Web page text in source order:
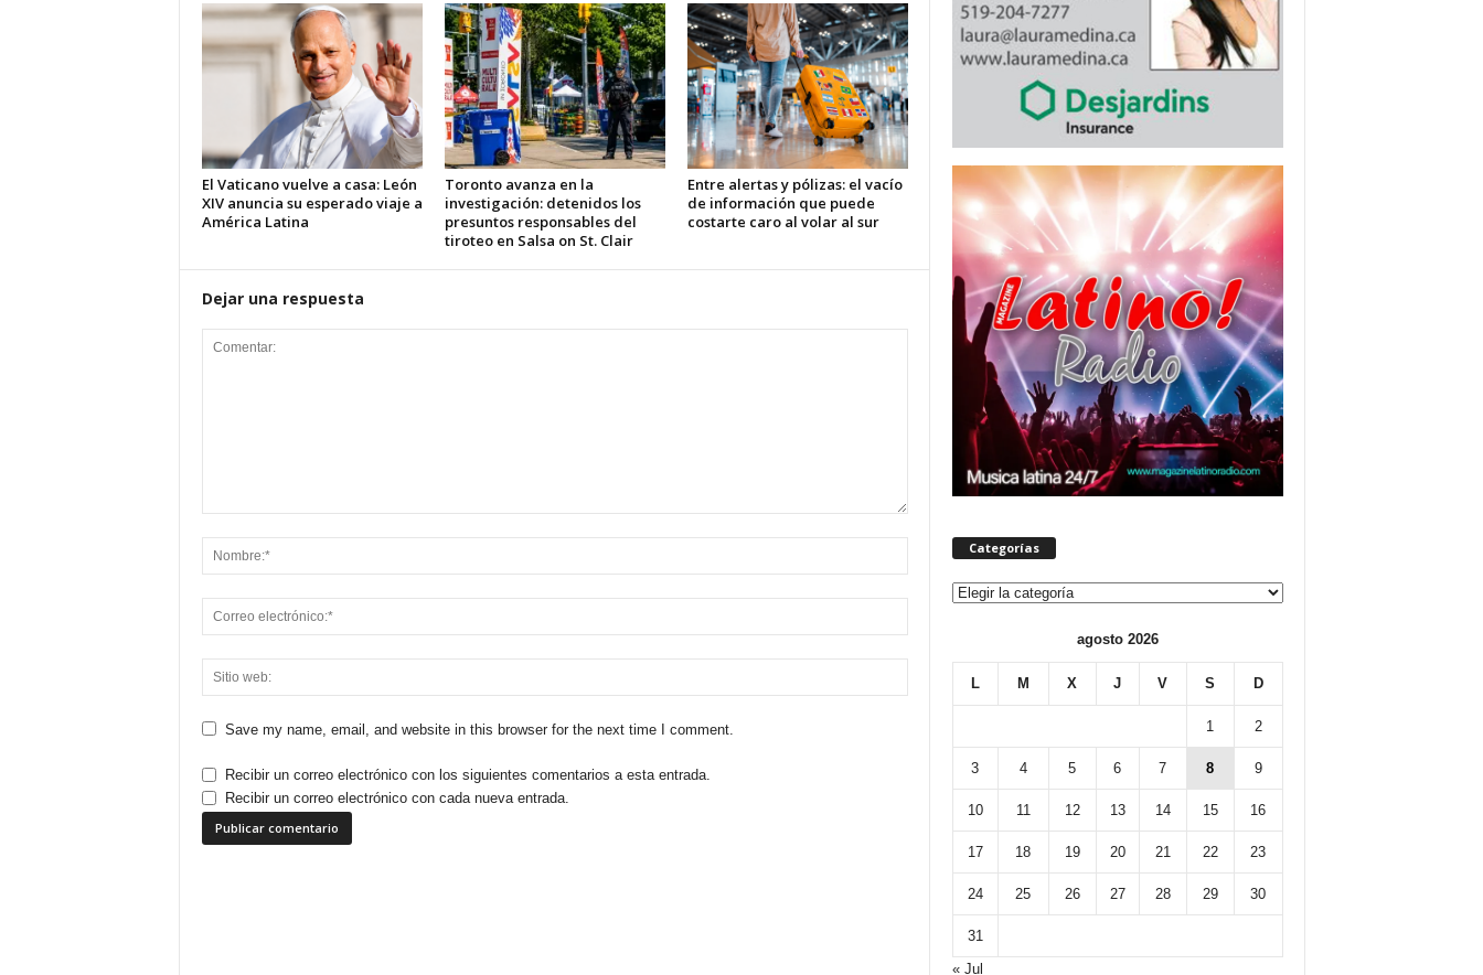
El Vaticano vuelve a casa: León
XIV anuncia su esperado viaje a
América Latina
Toronto avanza en la
investigación: detenidos los
presuntos responsables del
tiroteo en Salsa on St. Clair
Entre alertas y pólizas: el vacío
de información que puede
costarte caro al volar al sur
Dejar una respuesta
Save my name, email, and website in this browser for the next time I comment.
Recibir un correo electrónico con los siguientes comentarios a esta entrada.
Recibir un correo electrónico con cada nueva entrada.
Categorías
Categorías
agosto 2026
L M X J V S D
1 2
3 4 5 6 7 8 9
10 11 12 13 14 15 16
17 18 19 20 21 22 23
24 25 26 27 28 29 30
31
« Jul